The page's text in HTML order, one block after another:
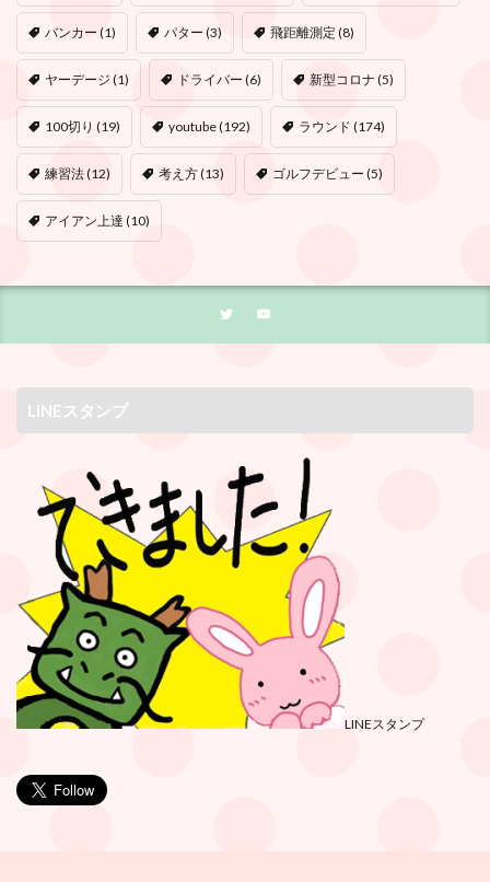
バンカー (1) パター (3) 飛距離測定 (8)
ヤーデージ (1) ドライバー (6) 新型コロナ (5)
100切り (19) youtube(192) ラウンド (174)
練習法(12) 考え方(13) ゴルフデビュー (5)
アイアン上達 (10)
LINEスタンプ
LINEスタンプ